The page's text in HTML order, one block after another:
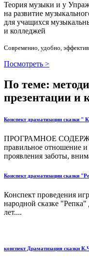
Теория музыки и у У
на развитие
для учащихся
и колледжей
Современно, удобно,
Посмотреть >
По теме:
презентации и
Конспект драматизации сказки
ПРОГРАМНОЕ
правильное отношение
проявления заботы,
Конспект драматизации сказки
Конспект проведения
народной сказке
лет....
конспект Драматизация сказки